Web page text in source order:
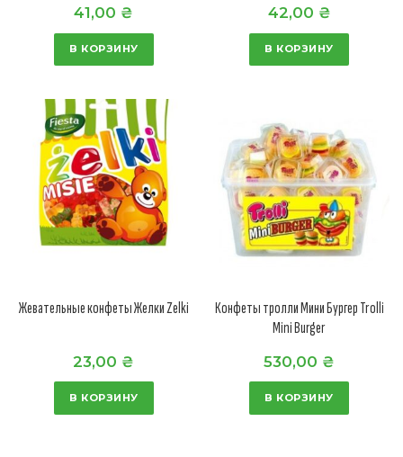
41,00 ₴
В КОРЗИНУ
42,00 ₴
В КОРЗИНУ
Жевательные конфеты Желки Zelki
23,00 ₴
В КОРЗИНУ
Конфеты тролли Мини Бургер Trolli
Mini Burger
530,00 ₴
В КОРЗИНУ